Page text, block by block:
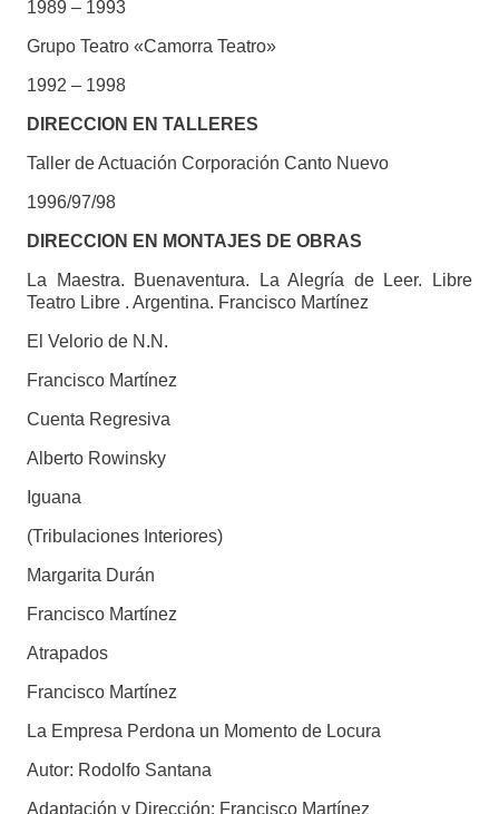
1989 – 1993
Grupo Teatro «Camorra Teatro»
1992 – 1998
DIRECCION EN TALLERES
Taller de Actuación Corporación Canto Nuevo
1996/97/98
DIRECCION EN MONTAJES DE OBRAS
La Maestra. Buenaventura. La Alegría de Leer. Libre
Teatro Libre . Argentina. Francisco Martínez
El Velorio de N.N.
Francisco Martínez
Cuenta Regresiva
Alberto Rowinsky
Iguana
(Tribulaciones Interiores)
Margarita Durán
Francisco Martínez
Atrapados
Francisco Martínez
La Empresa Perdona un Momento de Locura
Autor: Rodolfo Santana
Adaptación y Dirección: Francisco Martínez